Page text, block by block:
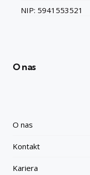
NIP: 5941553521
O nas
O nas
Kontakt
Kariera